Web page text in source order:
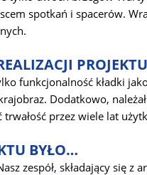
spotkań i spacerów.
funkcjonalność kładki
Dodatkowo,
przez wiele lat
BYŁO…
zespół, składający się